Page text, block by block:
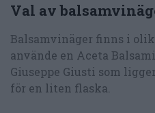
Val av
Balsamvinäger finns i
använde en Aceta
Giuseppe Giusti som
för en liten flaska.